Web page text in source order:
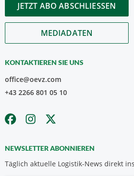
JETZT ABO ABSCHLIESSEN
MEDIADATEN
KONTAKTIEREN SIE UNS
office@oevz.com
+43 2266 801 05 10
NEWSLETTER ABONNIEREN
Täglich aktuelle Logistik-News direkt